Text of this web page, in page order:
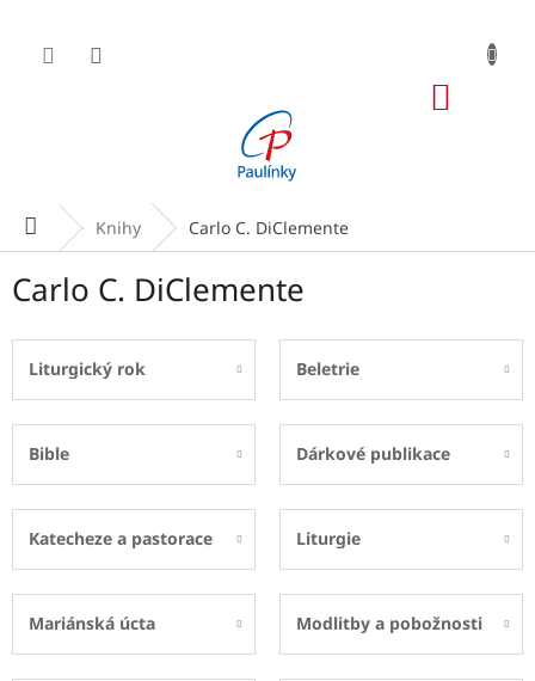
obsah
Domů Knihy Carlo C. DiClemente
Carlo C. DiClemente
Liturgický rok Beletrie
Bible Dárkové publikace
Katecheze a pastorace Liturgie
Mariánská úcta Modlitby a pobožnosti